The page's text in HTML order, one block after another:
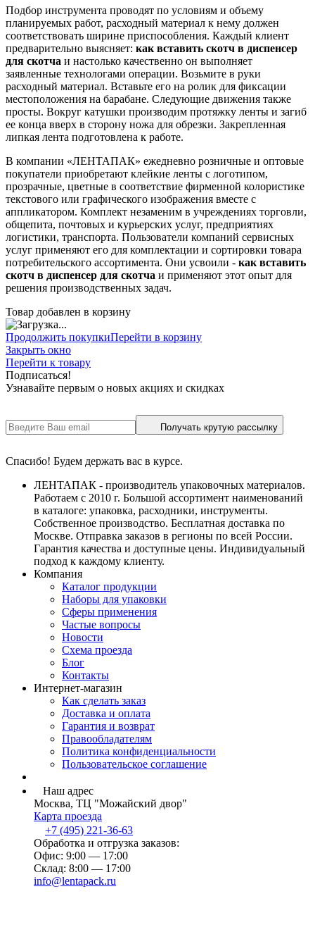
Подбор инструмента проводят по условиям и объему
планируемых работ, расходный материал к нему должен
соответствовать ширине приспособления. Каждый клиент
предварительно выясняет: как вставить скотч в диспенсер
для скотча и настолько качественно он выполняет
заявленные технологами операции. Возьмите в руки
расходный материал. Вставьте его на ролик для фиксации
местоположения на барабане. Следующие движения также
просты. Вокруг катушки производим протяжку ленты и загиб
ее конца вверх в сторону ножа для обрезки. Закрепленная
липкая лента подготовлена к работе.
В компании «ЛЕНТАПАК» ежедневно розничные и оптовые
покупатели приобретают клейкие ленты с логотипом,
прозрачные, цветные в соответствие фирменной колористике
текстового или графического изображения вместе с
аппликатором. Комплект незаменим в учреждениях торговли,
общепита, почтовых и курьерских услуг, предприятиях
логистики, транспорта. Пользователи компаний сервисных
услуг применяют его для комплектации и сортировки товара
потребительского ассортимента. Они усвоили - как вставить
скотч в диспенсер для скотча и применяют этот опыт для
решения производственных задач.
Товар добавлен в корзину
Продолжить покупкиПерейти в корзину
Закрыть окно
Перейти к товару
Подписаться!
Узнавайте первым о новых акциях и скидках
Получать крутую рассылку
Спасибо! Будем держать вас в курсе.
ЛЕНТАПАК - производитель упаковочных материалов.
Работаем с 2010 г. Большой ассортимент наименований
в каталоге: упаковка, расходники, инструменты.
Собственное производство. Бесплатная доставка по
Москве. Отправка заказов в регионы по всей России.
Гарантия качества и доступные цены. Индивидуальный
подход к каждому клиенту.
Компания
Каталог продукции
Наборы для упаковки
Сферы применения
Частые вопросы
Новости
Схема проезда
Блог
Контакты
Интернет-магазин
Как сделать заказ
Доставка и оплата
Гарантия и возврат
Правообладателям
Политика конфиденциальности
Пользовательское соглашение
Наш адрес
Москва, ТЦ "Можайский двор"
Карта проезда
+7 (495) 221-36-63
Обработка и отгрузка заказов:
Офис: 9:00 — 17:00
Склад: 8:00 — 17:00
info@lentapack.ru